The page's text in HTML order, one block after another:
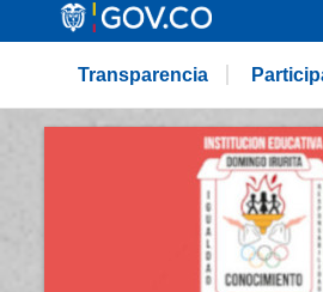
Transparencia